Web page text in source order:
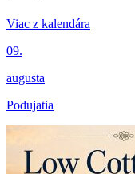
Viac z kalendára
09.
augusta
Podujatia